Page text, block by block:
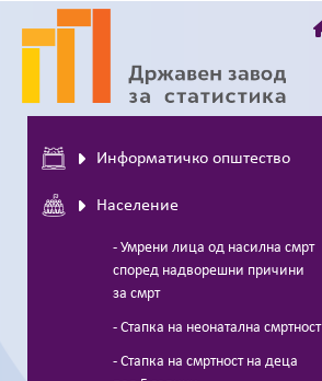
Информатичко општество
Население
- Умрени лица од насилна смрт
според надворешни причини
за смрт
- Стапка на неонатална смртност
- Стапка на смртност на деца